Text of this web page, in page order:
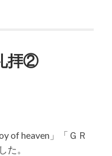
拝②
of heaven」「ＧＲ
た。